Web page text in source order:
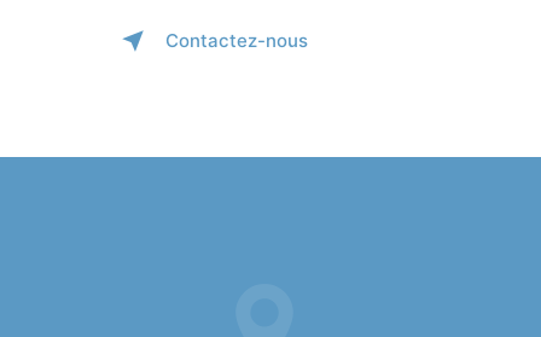
Contactez-nous